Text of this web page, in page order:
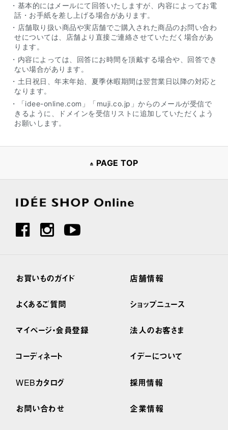
・基本的にはメールにて回答いたしますが、内容によってお電
話・お手紙を差し上げる場合があります。
・店舗取り扱い商品や実店舗でご購入された商品のお問い合わ
せについては、店舗より直接ご連絡させていただく場合があ
ります。
・内容によっては、回答にお時間を頂戴する場合や、回答でき
ない場合があります。
・土日祝日、年末年始、夏季休暇期間は翌営業日以降の対応と
なります。
・「idee-online.com」「muji.co.jp」からのメールが受信で
きるように、ドメインを受信リストに追加していただくよう
お願いします。
PAGE TOP
お買いものガイド
よくあるご質問
マイページ・会員登録
コーディネート
WEBカタログ
お問い合わせ
店舗情報
ショップニュース
法人のお客さま
イデーについて
採用情報
企業情報